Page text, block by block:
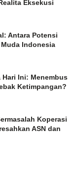
Eksekusi
Antara Potensi
Indonesia
Ini: Menembus
Ketimpangan?
Koperasi
ASN dan